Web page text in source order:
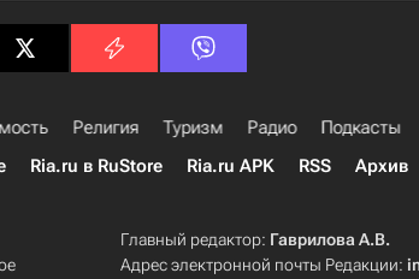
Религия Туризм Радио Подкасты
Ria.ru в RuStore Ria.ru APK RSS Архив
Главный редактор: Гаврилова А.В.
Адрес электронной почты Редакции: